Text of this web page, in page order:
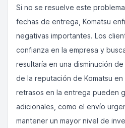
Si no se resuelve este
fechas de entrega, Komatsu
negativas importantes. Los
confianza en la empresa y
resultaría en una disminución
de la reputación de Komatsu
retrasos en la entrega pueden
adicionales, como el envío
mantener un mayor nivel de